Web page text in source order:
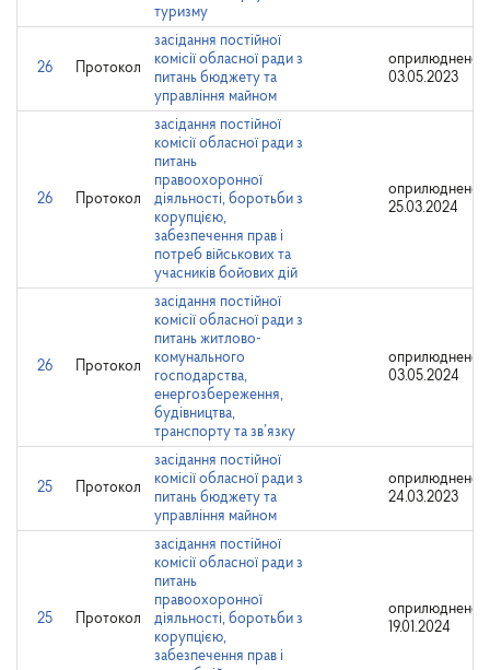
туризму
26 Протокол
засідання постійної
комісії обласної ради з
питань бюджету та
управління майном
оприлюднено:
03.05.2023
26 Протокол
засідання постійної
комісії обласної ради з
питань
правоохоронної
діяльності, боротьби з
корупцією,
забезпечення прав і
потреб військових та
учасників бойових дій
оприлюднено:
25.03.2024
26 Протокол
засідання постійної
комісії обласної ради з
питань житлово-
комунального
господарства,
енергозбереження,
будівництва,
транспорту та зв’язку
оприлюднено:
03.05.2024
25 Протокол
засідання постійної
комісії обласної ради з
питань бюджету та
управління майном
оприлюднено:
24.03.2023
25 Протокол
засідання постійної
комісії обласної ради з
питань
правоохоронної
діяльності, боротьби з
корупцією,
забезпечення прав і
оприлюднено:
19.01.2024